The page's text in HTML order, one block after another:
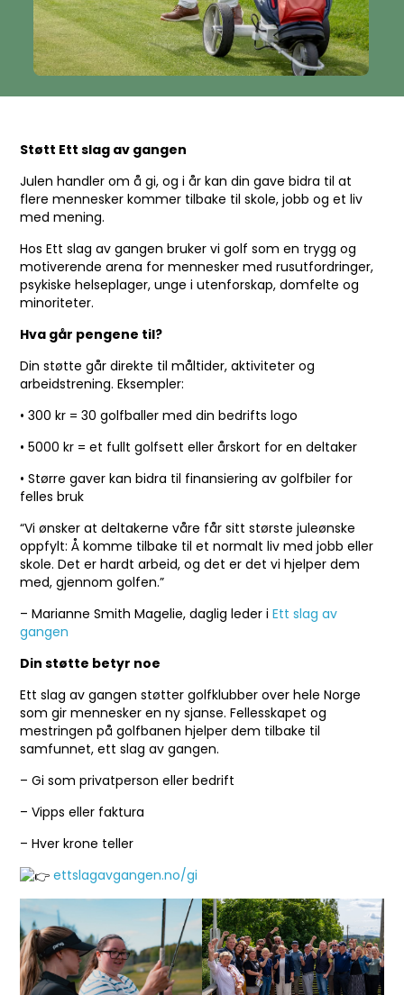
Støtt Ett slag av gangen
Julenhandler om å gi, og i år kan din gave bidra til at
flere mennesker kommer tilbake til skole, jobb og et liv
med mening.
Hos Ett slag av gangen bruker vi golf som en trygg og
motiverende arena for mennesker med rusutfordringer,
psykiske helseplager, unge i utenforskap, domfelte og
minoriteter.
Hva går pengene til?
Din støtte går direkte til måltider, aktiviteter og
arbeidstrening. Eksempler:
• 300 kr = 30 golfballer med din bedrifts logo
• 5000 kr = et fullt golfsett eller årskort for en deltaker
• Større gaver kan bidra til finansiering av golfbiler for
felles bruk
“Vi ønsker at deltakerne våre får sitt største juleønske
oppfylt: Å komme tilbake til et normalt liv med jobb eller
skole. Det er hardt arbeid, og det er det vi hjelper dem
med, gjennom golfen.”
– Marianne Smith Magelie, daglig leder iEtt slag av
gangen
Din støtte betyr noe
Ett slag av gangen støtter golfklubber over hele Norge
som gir mennesker en ny sjanse. Fellesskapet og
mestringen på golfbanen hjelper dem tilbake til
samfunnet, ett slag av gangen.
– Gi som privatperson eller bedrift
– Vipps eller faktura
– Hver krone teller
ettslagavgangen.no/gi